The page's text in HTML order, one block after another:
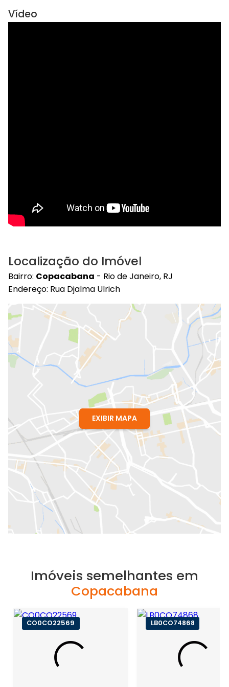
Vídeo
Localização do Imóvel
Bairro: Copacabana - Rio de Janeiro, RJ
Endereço: Rua Djalma Ulrich
EXIBIR MAPA
Imóveis semelhantes em
Copacabana
CO0CO22569 LB0CO74868